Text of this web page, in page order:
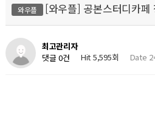
와우플 [와우플] 공본스터디카페
최고관리자
댓글 0건
Hit 5,595회 Date